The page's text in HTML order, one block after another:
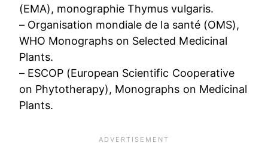
(EMA), monographie Thymus vulgaris.
– Organisation mondiale de la santé (OMS),
WHO Monographs on Selected Medicinal
Plants.
– ESCOP (European Scientific Cooperative
on Phytotherapy), Monographs on Medicinal
Plants.